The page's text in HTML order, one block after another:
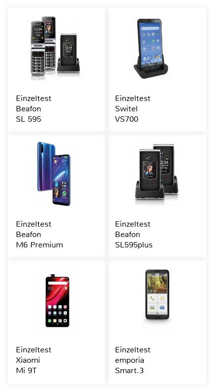
Einzeltest
Beafon
SL 595
Einzeltest
Switel
VS700
Einzeltest
Beafon
M6 Premium
Einzeltest
Beafon
SL595plus
Einzeltest
Xiaomi
Mi 9T
Einzeltest
emporia
Smart.3